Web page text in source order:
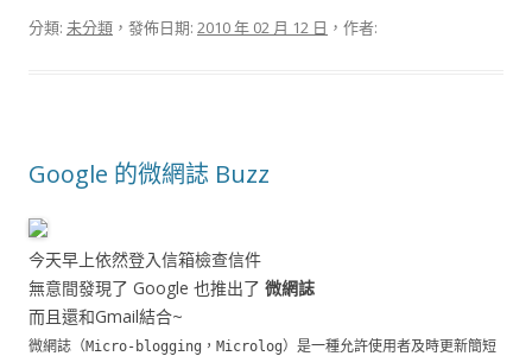
分類: 未分類 ，發佈日期: 2010 年 02 月 12 日 ，作者:
Google 的微網誌 Buzz
今天早上依然登入信箱檢查信件
無意間發現了 Google 也推出了 微網誌
而且還和Gmail結合~
微網誌（Micro-blogging，Microlog）是一種允許使用者及時更新簡短